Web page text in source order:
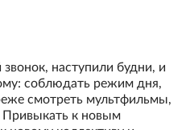
наступили будни, и
соблюдать режим дня,
смотреть мультфильмы,
Привыкать к новым